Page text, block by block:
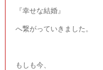
『幸せな結婚』
へ繋がっていきました。
もしも今、